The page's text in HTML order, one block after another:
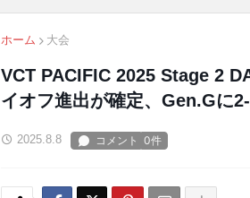
ホーム 大会
VCT PACIFIC 2025 Stage 2
イオフ進出が確定、Gen.Gに
2025.8.8